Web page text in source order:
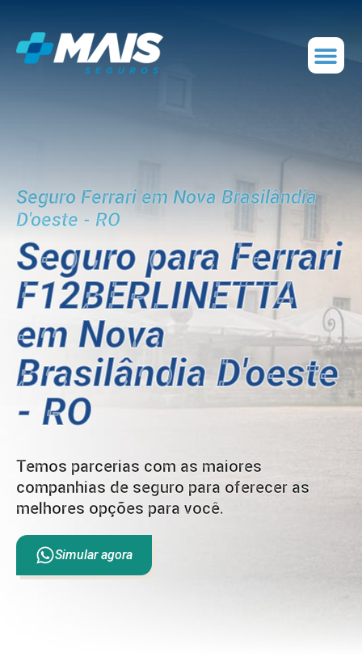
Seguro Ferrari em Nova Brasilândia
D'oeste - RO
Seguro para Ferrari
F12BERLINETTA
em Nova
Brasilândia D'oeste
- RO
Temos parcerias com as maiores
companhias de seguro para oferecer as
melhores opções para você.
Simular agora